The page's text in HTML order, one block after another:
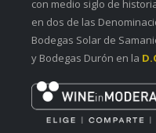
con medio siglo de
en dos de las
Bodegas Solar de
y Bodegas Durón en la